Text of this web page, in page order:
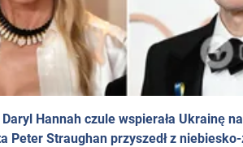
Hannah czule wspierała Ukrainę
Peter Straughan przyszedł z